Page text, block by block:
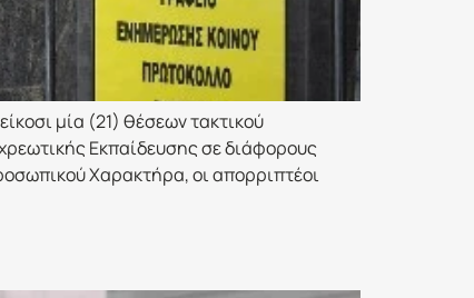
μία (21) θέσεων τακτικού
Εκπαίδευσης σε διάφορους
Χαρακτήρα, οι απορριπτέοι